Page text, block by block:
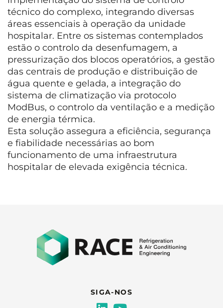
técnico do complexo, integrando diversas
áreas essenciais à operação da unidade
hospitalar. Entre os sistemas contemplados
estão o controlo da desenfumagem, a
pressurização dos blocos operatórios, a gestão
das centrais de produção e distribuição de
água quente e gelada, a integração do
sistema de climatização via protocolo
ModBus, o controlo da ventilação e a medição
de energia térmica.
Esta solução assegura a eficiência, segurança
e fiabilidade necessárias ao bom
funcionamento de uma infraestrutura
hospitalar de elevada exigência técnica.
SIGA-NOS